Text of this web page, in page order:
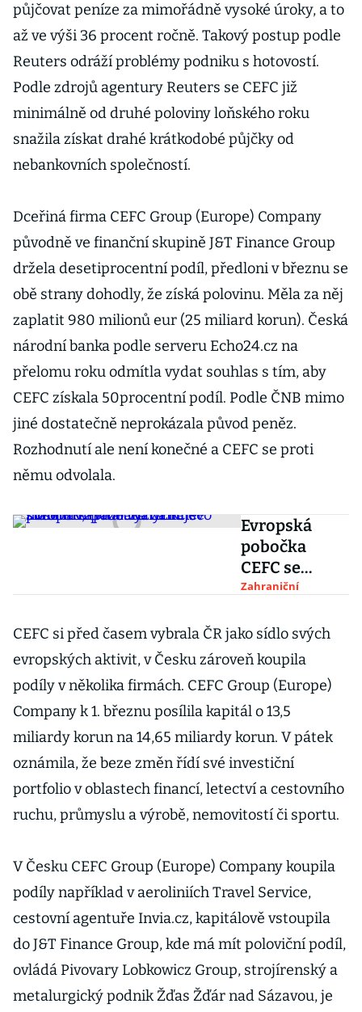
půjčovat peníze za mimořádně vysoké úroky, a to
až ve výši 36 procent ročně. Takový postup podle
Reuters odráží problémy podniku s hotovostí.
Podle zdrojů agentury Reuters se CEFC již
minimálně od druhé poloviny loňského roku
snažila získat drahé krátkodobé půjčky od
nebankovních společností.
Dceřiná firma CEFC Group (Europe) Company
původně ve finanční skupině J&T Finance Group
držela desetiprocentní podíl, předloni v březnu se
obě strany dohodly, že získá polovinu. Měla za něj
zaplatit 980 milionů eur (25 miliard korun). Česká
národní banka podle serveru Echo24.cz na
přelomu roku odmítla vydat souhlas s tím, aby
CEFC získala 50procentní podíl. Podle ČNB mimo
jiné dostatečně neprokázala původ peněz.
Rozhodnutí ale není konečné a CEFC se proti
němu odvolala.
Evropská
pobočka
CEFC se
sídlem v
významně
posílila
kapitál. Dává
najevo
stabilitu,
tvrdí analytik
Zahraniční
CEFC si před časem vybrala ČR jako sídlo svých
evropských aktivit, v Česku zároveň koupila
podíly v několika firmách. CEFC Group (Europe)
Company k 1. březnu posílila kapitál o 13,5
miliardy korun na 14,65 miliardy korun. V pátek
oznámila, že beze změn řídí své investiční
portfolio v oblastech financí, letectví a cestovního
ruchu, průmyslu a výrobě, nemovitostí či sportu.
V Česku CEFC Group (Europe) Company koupila
podíly například v aeroliniích Travel Service,
cestovní agentuře Invia.cz, kapitálově vstoupila
do J&T Finance Group, kde má mít poloviční podíl,
ovládá Pivovary Lobkowicz Group, strojírenský a
metalurgický podnik Žďas Žďár nad Sázavou, je